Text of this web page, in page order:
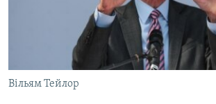
Вільям Тейлор